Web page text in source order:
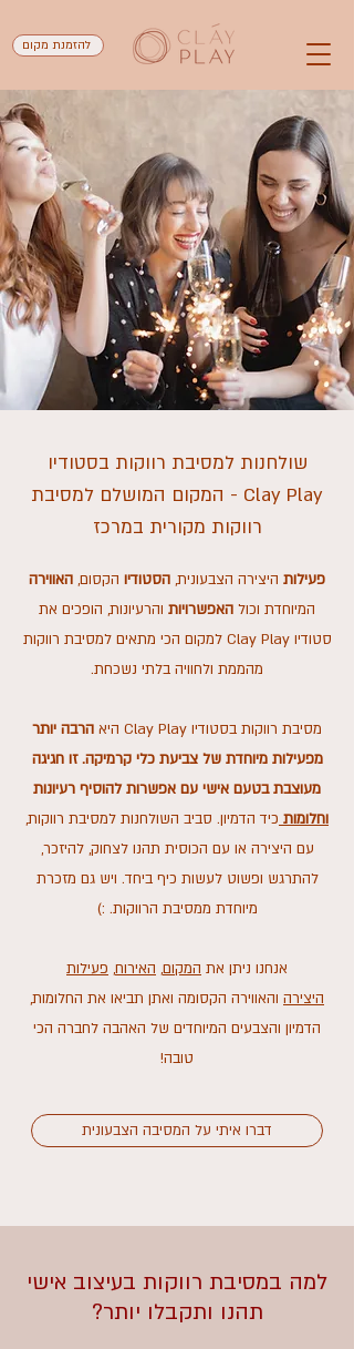
להזמנת מקום
שולחנות למסיבת רווקות בסטודיו
Clay Play - המקום המושלם למסיבת
רווקות מקורית במרכז
פעילות היצירה הצבעונית, הסטודיו הקסום, האווירה
המיוחדת וכול האפשרויות והרעיונות, הופכים את
סטודיו Clay Play למקום הכי מתאים למסיבת רווקות
מהממת ולחוויה בלתי נשכחת.
מסיבת רווקות בסטודיו Clay Play היא
הרבה יותר
מפעילות מיוחדת של צביעת כלי קרמיקה. זו חגיגה
מעוצבת בטעם אישי עם אפשרות להוסיף רעיונות
וחלומות כיד הדמיון. סביב השולחנות למסיבת רווקות,
עם היצירה או עם הכוסית תהנו לצחוק, להיזכר,
להתרגש ופשוט לעשות כיף ביחד. ויש גם מזכרת
מיוחדת ממסיבת הרווקות. :)
אנחנו ניתן את המקום, האירוח, פעילות
היצירה והאווירה הקסומה ואתן תביאו את החלומות,
הדמיון והצבעים המיוחדים של האהבה לחברה הכי
טובה!
דברו איתי על המסיבה הצבעונית
למה במסיבת רווקות בעיצוב אישי
תהנו ותקבלו יותר?